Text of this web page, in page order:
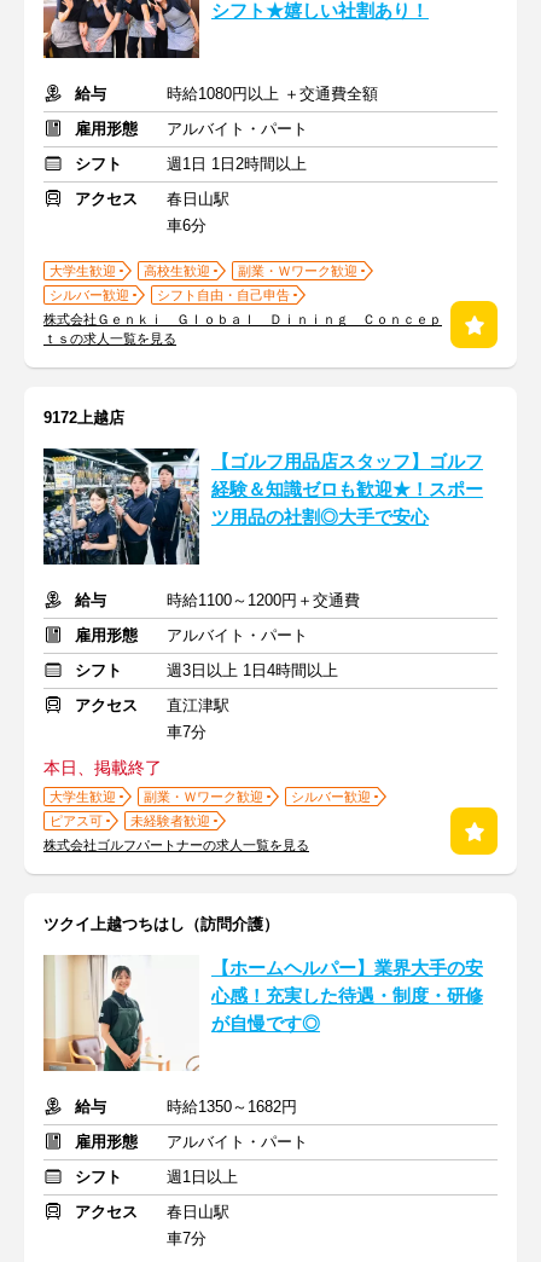
シフト★嬉しい社割あり！
給与
時給1080円以上 ＋交通費全額
雇用形態
アルバイト・パート
シフト
週1日 1日2時間以上
アクセス
春日山駅
車6分
大学生歓迎 高校生歓迎
副業・Ｗワーク歓迎
シルバー歓迎
シフト自由・自己申告
株式会社Ｇｅｎｋｉ Ｇｌｏｂａｌ Ｄｉｎｉｎｇ Ｃｏｎｃｅｐ
ｔｓの求人一覧を見る
9172上越店
【ゴルフ用品店スタッフ】ゴルフ
経験＆知識ゼロも歓迎★！スポー
ツ用品の社割◎大手で安心
給与
時給1100～1200円＋交通費
雇用形態
アルバイト・パート
シフト
週3日以上 1日4時間以上
アクセス
直江津駅
車7分
本日、掲載終了
大学生歓迎 副業・Ｗワーク歓迎
シルバー歓迎
ピアス可
未経験者歓迎
株式会社ゴルフパートナーの求人一覧を見る
ツクイ上越つちはし（訪問介護）
【ホームヘルパー】業界大手の安
心感！充実した待遇・制度・研修
が自慢です◎
給与
時給1350～1682円
雇用形態
アルバイト・パート
シフト
週1日以上
アクセス
春日山駅
車7分